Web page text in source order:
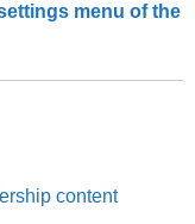
menu of the
content